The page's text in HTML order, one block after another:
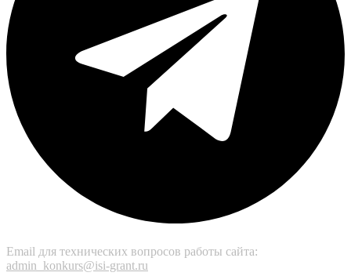
Email для технических вопросов работы сайта:
admin_konkurs@isi-grant.ru